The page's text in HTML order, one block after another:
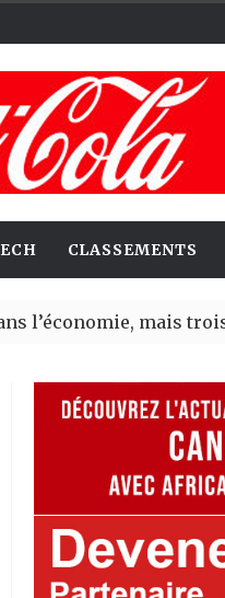
CLASSEMENTS
mais trois grands